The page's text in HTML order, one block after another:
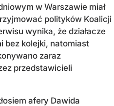
w Warszawie miał
polityków Koalicji
wynika, że działacze
bez kolejki, natomiast
zaraz
przedstawicieli
afery Dawida